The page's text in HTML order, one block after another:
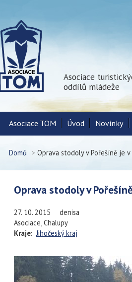
Asociace
oddílů mládeže
Asociace TOM Úvod Novinky
Domů > Oprava stodoly v Pořešíně je
Oprava stodoly v
27. 10. 2015
denisa
Asociace, Chalupy
Kraje: Jihočeský kraj